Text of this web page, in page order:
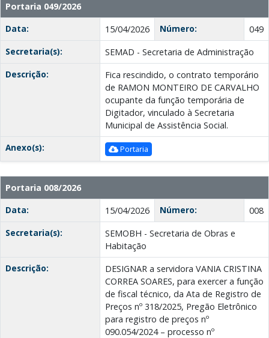
Portaria 049/2026
Data:
15/04/2026 Número:
049
Secretaria(s):
SEMAD - Secretaria de Administração
Descrição:
Fica rescindido, o contrato temporário
de RAMON MONTEIRO DE CARVALHO
ocupante da função temporária de
Digitador, vinculado à Secretaria
Municipal de Assistência Social.
Anexo(s):
Portaria
Portaria 008/2026
Data:
15/04/2026 Número:
008
Secretaria(s):
SEMOBH - Secretaria de Obras e
Habitação
Descrição:
DESIGNAR a servidora VANIA CRISTINA
CORREA SOARES, para exercer a função
de fiscal técnico, da Ata de Registro de
Preços nº 318/2025, Pregão Eletrônico
para registro de preços nº
090.054/2024 – processo nº